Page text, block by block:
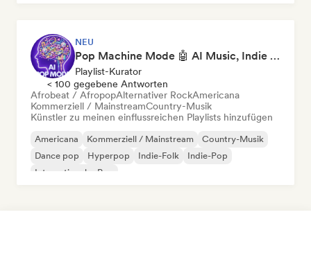
NEU
Pop Machine Mode 🤖 AI Music, Indie Pop & Dream Pop
Playlist-Kurator
< 100 gegebene Antworten
Afrobeat / AfropopAlternativer RockAmericana
Kommerziell / MainstreamCountry-Musik
Künstler zu meinen einflussreichen Playlists hinzufügen
Americana Kommerziell / Mainstream
Country-Musik
Dance pop
Hyperpop Indie-Folk
Indie-Pop
Internationaler Pop